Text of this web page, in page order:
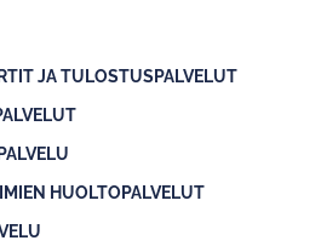
JA TULOSTUSPALVELUT
HUOLTOPALVELUT